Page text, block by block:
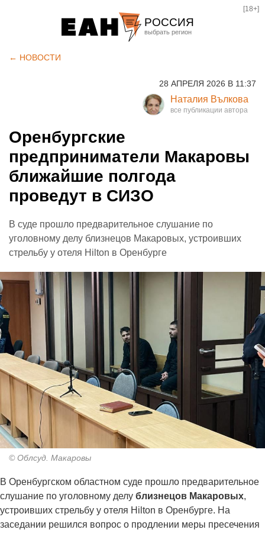
РОССИЯ
Курган
Оренбург
[18+]
← НОВОСТИ
28 АПРЕЛЯ 2026 В 11:37
Наталия Вълкова
Оренбургские
предприниматели Макаровы
ближайшие полгода
проведут в СИЗО
В суде прошло предварительное слушание по
уголовному делу близнецов Макаровых, устроивших
стрельбу у отеля Hilton в Оренбурге
© Облсуд. Макаровы
В Оренбургском областном суде прошло предварительное
слушание по уголовному делу близнецов Макаровых,
устроивших стрельбу у отеля Hilton в Оренбурге. На
заседании решился вопрос о продлении меры пресечения